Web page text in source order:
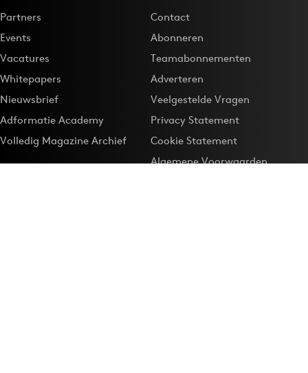
Partners
Events
Vacatures
Whitepapers
Nieuwsbrief
Adformatie Academy
Volledig Magazine Archief
Contact
Abonneren
Teamabonnementen
Adverteren
Veelgestelde Vragen
Privacy Statement
Cookie Statement
Algemene Voorwaarden